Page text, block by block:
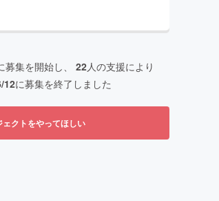
募集を開始し、 22人の支援により
12に募集を終了しました
ェクトをやってほしい